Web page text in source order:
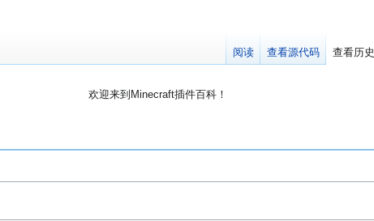
欢迎来到Minecraft插件百科！
受攻击，百科现已限制编辑，有意编辑请加入插件百科企鹅群：223812289
阅读 查看源代码 查看历史